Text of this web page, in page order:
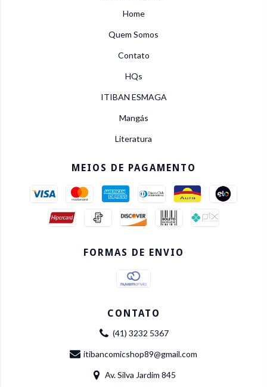
Home
Quem Somos
Contato
HQs
ITIBAN ESMAGA
Mangás
Literatura
MEIOS DE PAGAMENTO
FORMAS DE ENVIO
CONTATO
(41) 3232 5367
itibancomicshop89@gmail.com
Av. Silva Jardim 845